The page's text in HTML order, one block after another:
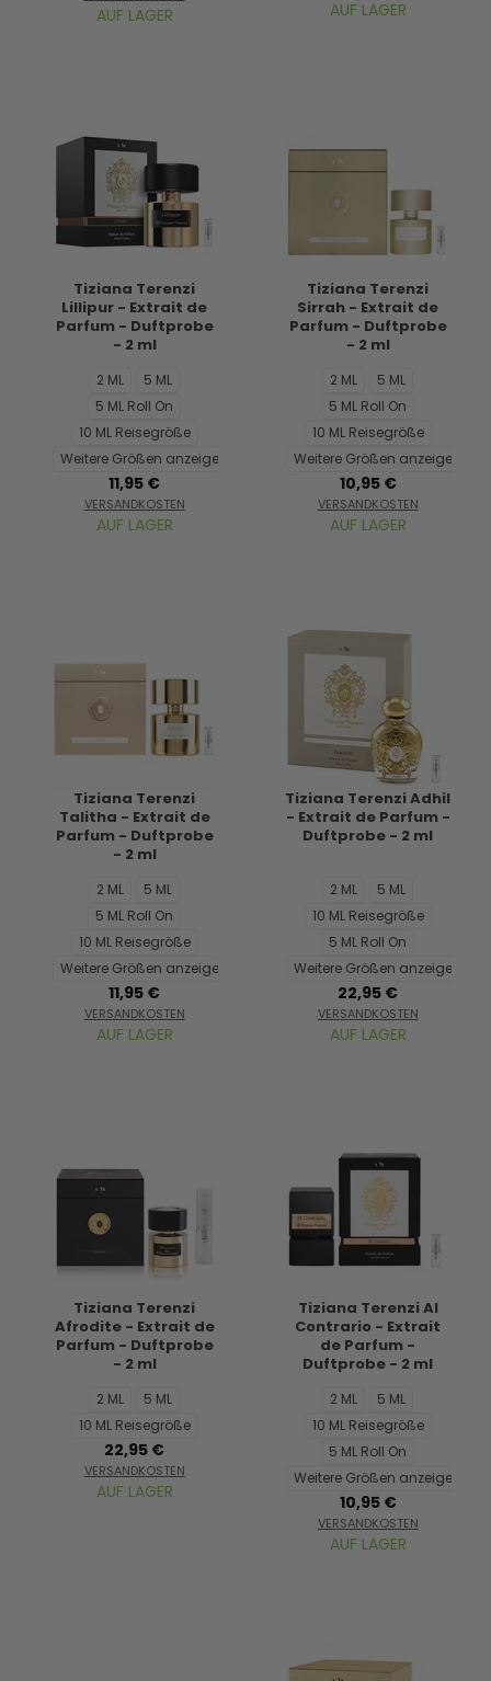
AUF LAGER AUF LAGER
Tiziana Terenzi
Lillipur - Extrait de
Parfum - Duftprobe
- 2 ml
2 ML
5 ML
5 ML Roll On
10 ML Reisegröße
Weitere Größen anzeigen...
11,95 €
VERSANDKOSTEN
AUF LAGER
Tiziana Terenzi
Sirrah - Extrait de
Parfum - Duftprobe
- 2 ml
2 ML
5 ML
5 ML Roll On
10 ML Reisegröße
Weitere Größen anzeigen...
10,95 €
VERSANDKOSTEN
AUF LAGER
Tiziana Terenzi
Talitha - Extrait de
Parfum - Duftprobe
- 2 ml
2 ML
5 ML
5 ML Roll On
10 ML Reisegröße
Weitere Größen anzeigen...
11,95 €
VERSANDKOSTEN
AUF LAGER
Tiziana Terenzi Adhil
- Extrait de Parfum -
Duftprobe - 2 ml
2 ML
5 ML
10 ML Reisegröße
5 ML Roll On
Weitere Größen anzeigen...
22,95 €
VERSANDKOSTEN
AUF LAGER
Tiziana Terenzi
Afrodite - Extrait de
Parfum - Duftprobe
- 2 ml
2 ML
5 ML
10 ML Reisegröße
22,95 €
VERSANDKOSTEN
AUF LAGER
Tiziana Terenzi Al
Contrario - Extrait
de Parfum -
Duftprobe - 2 ml
2 ML
5 ML
10 ML Reisegröße
5 ML Roll On
Weitere Größen anzeigen...
10,95 €
VERSANDKOSTEN
AUF LAGER